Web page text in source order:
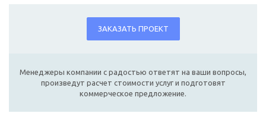
ЗАКАЗАТЬ ПРОЕКТ
Менеджеры компании с радостью ответят на ваши вопросы,
произведут расчет стоимости услуг и подготовят
коммерческое предложение.